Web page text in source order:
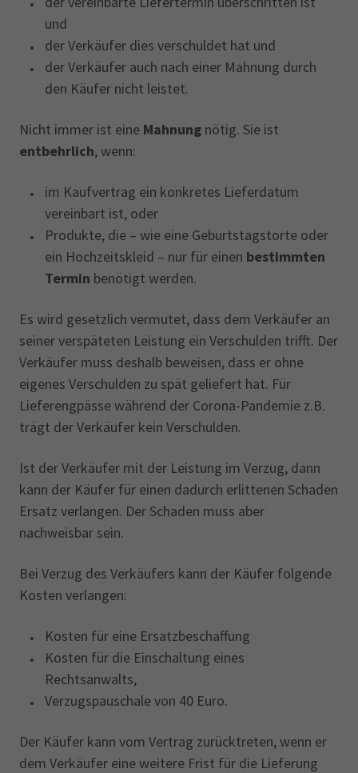
und
der Verkäufer dies verschuldet hat und
der Verkäufer auch nach einer Mahnung durch
den Käufer nicht leistet.
Nicht immer ist eine Mahnung nötig. Sie ist
entbehrlich, wenn:
im Kaufvertrag ein konkretes Lieferdatum
vereinbart ist, oder
Produkte, die – wie eine Geburtstagstorte oder
ein Hochzeitskleid – nur für einen bestimmten
Termin benötigt werden.
Es wird gesetzlich vermutet, dass dem Verkäufer an
seiner verspäteten Leistung ein Verschulden trifft. Der
Verkäufer muss deshalb beweisen, dass er ohne
eigenes Verschulden zu spät geliefert hat. Für
Lieferengpässe während der Corona-Pandemie z.B.
trägt der Verkäufer kein Verschulden.
Ist der Verkäufer mit der Leistung im Verzug, dann
kann der Käufer für einen dadurch erlittenen Schaden
Ersatz verlangen. Der Schaden muss aber
nachweisbar sein.
Bei Verzug des Verkäufers kann der Käufer folgende
Kosten verlangen:
Kosten für eine Ersatzbeschaffung
Kosten für die Einschaltung eines
Rechtsanwalts,
Verzugspauschale von 40 Euro.
Der Käufer kann vom Vertrag zurücktreten, wenn er
dem Verkäufer eine weitere Frist für die Lieferung